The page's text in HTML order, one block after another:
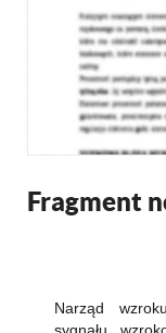
Fragment
Narząd